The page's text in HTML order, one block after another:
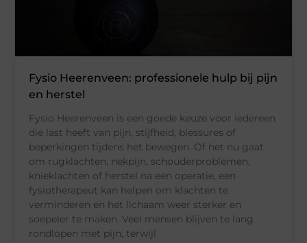
Fysio Heerenveen: professionele hulp bij pijn
en herstel
Fysio Heerenveen is een goede keuze voor iedereen
die last heeft van pijn, stijfheid, blessures of
beperkingen tijdens het bewegen. Of het nu gaat
om rugklachten, nekpijn, schouderproblemen,
knieklachten of herstel na een operatie, een
fysiotherapeut kan helpen om klachten te
verminderen en het lichaam weer sterker en
soepeler te maken. Veel mensen blijven te lang
rondlopen met pijn, terwijl